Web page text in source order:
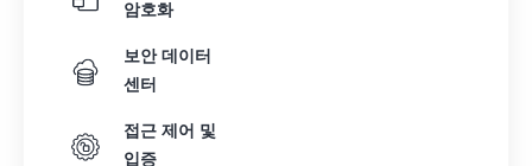
암호화
보안 데이터
센터
접근 제어 및
입증